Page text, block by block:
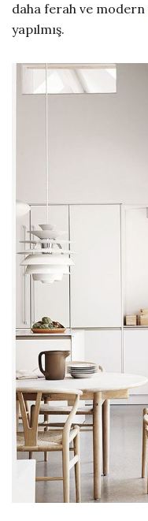
daha ferah ve modern
yapılmış.